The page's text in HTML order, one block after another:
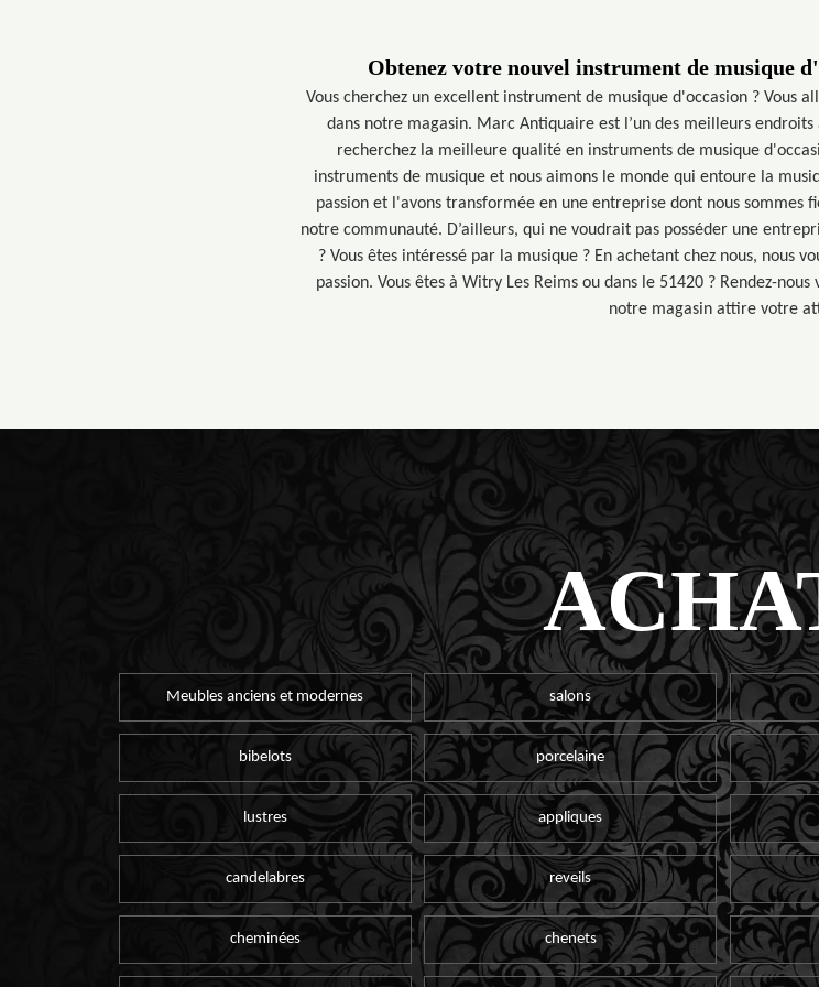
Obtenez votre nouvel instrument de musique
Vous cherchez un excellent instrument de musique d'occasion ? Vous
dans notre magasin. Marc Antiquaire est l’un des meilleurs
recherchez la meilleure qualité en instruments de musique
instruments de musique et nous aimons le monde qui entoure la
passion et l'avons transformée en une entreprise dont nous sommes
notre communauté. D’ailleurs, qui ne voudrait pas posséder une
? Vous êtes intéressé par la musique ? En achetant chez nous, nous
passion. Vous êtes à Witry Les Reims ou dans le 51420 ? Rendez-
notre magasin attire votre
Meubles anciens et modernes salons
bibelots porcelaine
lustres appliques
candelabres reveils
cheminées chenets